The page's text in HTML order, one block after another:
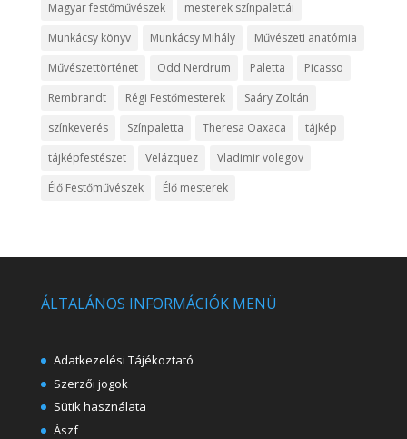
Magyar festőművészek
mesterek színpalettái
Munkácsy könyv
Munkácsy Mihály
Művészeti anatómia
Művészettörténet
Odd Nerdrum Paletta
Picasso
Rembrandt
Régi Festőmesterek
Saáry Zoltán
színkeverés
Színpaletta Theresa Oaxaca
tájkép
tájképfestészet
Velázquez
Vladimir volegov
Élő Festőművészek
Élő mesterek
ÁLTALÁNOS INFORMÁCIÓK MENÜ
Adatkezelési Tájékoztató
Szerzői jogok
Sütik használata
Ászf